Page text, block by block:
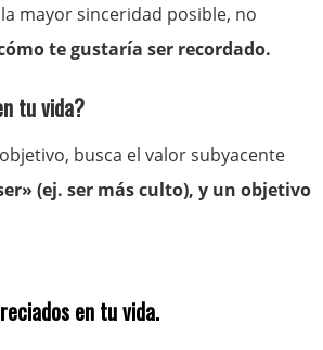
mayor sinceridad posible, no
te gustaría ser recordado.
tu vida?
busca el valor subyacente
(ej. ser más culto), y un objetivo
en tu vida.